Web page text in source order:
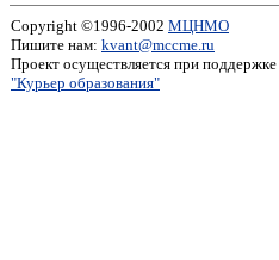
Copyright ©1996-2002 МЦНМО
Пишите нам: kvant@mccme.ru
Проект осуществляется при поддержке
"Курьер образования"